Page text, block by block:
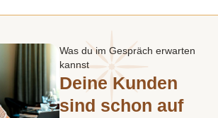
Was du im Gespräch erwarten
kannst
Deine Kunden
sind schon auf